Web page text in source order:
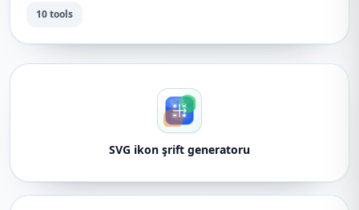
10 tools
SVG ikon şrift generatoru